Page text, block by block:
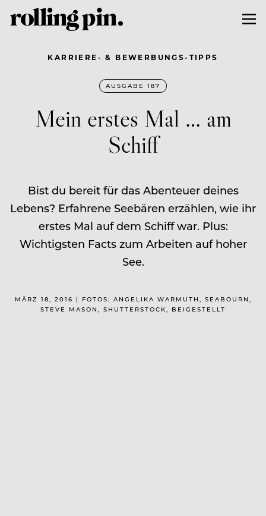
KARRIERE- & BEWERBUNGS-TIPPS
AUSGABE 187
Mein erstes Mal … am
Schiff
Bist du bereit für das Abenteuer deines
Lebens? Erfahrene Seebären erzählen, wie ihr
erstes Mal auf dem Schiff war. Plus:
Wichtigsten Facts zum Arbeiten auf hoher
See.
MÄRZ 18, 2016 | FOTOS: ANGELIKA WARMUTH, SEABOURN,
STEVE MASON, SHUTTERSTOCK, BEIGESTELLT